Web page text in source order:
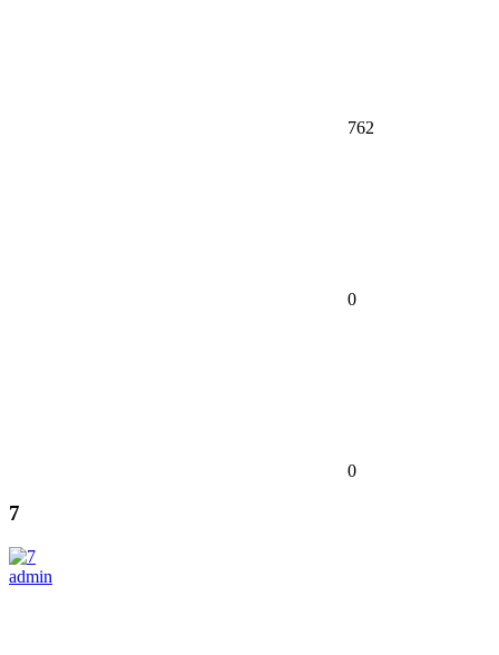
762
0
0
7
admin